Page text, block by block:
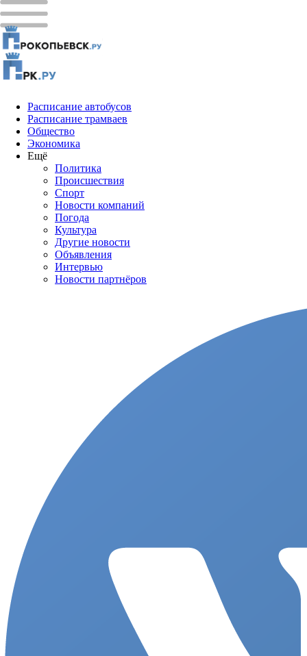
Расписание автобусов
Расписание трамваев
Общество
Экономика
Ещё
Политика
Проиcшествия
Спорт
Новости компаний
Погода
Культура
Другие новости
Объявления
Интервью
Новости партнёров